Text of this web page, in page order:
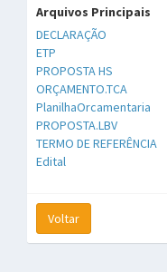
Arquivos Principais
DECLARAÇÃO
ETP
PROPOSTA HS
ORÇAMENTO.TCA
PlanilhaOrcamentaria
PROPOSTA.LBV
TERMO DE REFERÊNCIA
Edital
Voltar